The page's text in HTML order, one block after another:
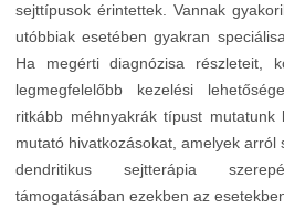
sejttípusok érintettek. Vannak
utóbbiak esetében gyakran
Ha megérti diagnózisa részleteit,
legmegfelelőbb kezelési
ritkább méhnyakrák típust mutatunk
mutató hivatkozásokat, amelyek arról
dendritikus sejtterápia
támogatásában ezekben az